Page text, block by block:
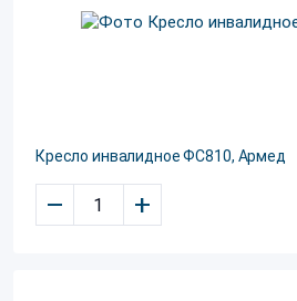
Кресло инвалидное ФС810, Армед
– +